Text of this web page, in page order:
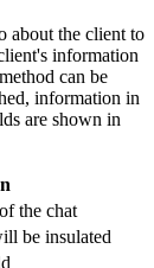
about the client to
information
can be
information in
are shown in
the chat
be insulated